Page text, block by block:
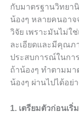
กับมาตรฐานวิทยา
น้องๆ หลายคนอาจ
วิจัย เพราะมันไม่ใ
ละเอียดและมีคุณภ
ประสบการณ์ในกา
ถ้าน้องๆ ทำตามม
น้องๆ ผ่านไปได้อย่
1. เตรียมตัวก่อนเริ่